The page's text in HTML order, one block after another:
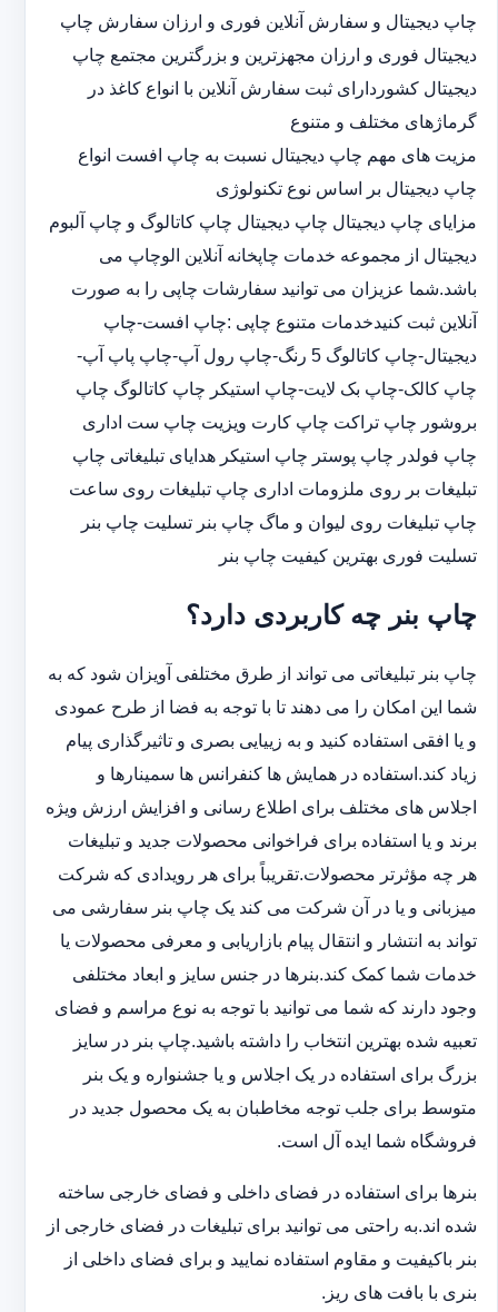
چاپ دیجیتال و سفارش آنلاین فوری و ارزان سفارش چاپ
دیجیتال فوری و ارزان مجهزترین و بزرگترین مجتمع چاپ
دیجیتال کشوردارای ثبت سفارش آنلاین با انواع کاغذ در
گرماژهای مختلف و متنوع
مزیت های مهم چاپ دیجیتال نسبت به چاپ افست انواع
چاپ دیجیتال بر اساس نوع تکنولوژی
مزایای چاپ دیجیتال چاپ دیجیتال چاپ کاتالوگ و چاپ آلبوم
دیجیتال از مجموعه خدمات چاپخانه آنلاین الوچاپ می
باشد.شما عزیزان می توانید سفارشات چاپی را به صورت
آنلاین ثبت کنیدخدمات متنوع چاپی :چاپ افست-چاپ
دیجیتال-چاپ کاتالوگ 5 رنگ-چاپ رول آپ-چاپ پاپ آپ-
چاپ کالک-چاپ بک لایت-چاپ استیکر چاپ کاتالوگ چاپ
بروشور چاپ تراکت چاپ کارت ویزیت چاپ ست اداری
چاپ فولدر چاپ پوستر چاپ استیکر هدایای تبلیغاتی چاپ
تبلیغات بر روی ملزومات اداری چاپ تبلیغات روی ساعت
چاپ تبلیغات روی لیوان و ماگ چاپ بنر تسلیت چاپ بنر
تسلیت فوری بهترین کیفیت چاپ بنر
چاپ بنر چه کاربردی دارد؟
چاپ بنر تبلیغاتی می تواند از طرق مختلفی آویزان شود که به
شما این امکان را می دهند تا با توجه به فضا از طرح عمودی
و یا افقی استفاده کنید و به زییایی بصری و تاثیرگذاری پیام
زیاد کند.استفاده در همایش ها کنفرانس ها سمینارها و
اجلاس های مختلف برای اطلاع رسانی و افزایش ارزش ویژه
برند و یا استفاده برای فراخوانی محصولات جدید و تبلیغات
هر چه مؤثرتر محصولات.تقریباً برای هر رویدادی که شرکت
میزبانی و یا در آن شرکت می کند یک چاپ بنر سفارشی می
تواند به انتشار و انتقال پیام بازاریابی و معرفی محصولات یا
خدمات شما کمک کند.بنرها در جنس سایز و ابعاد مختلفی
وجود دارند که شما می توانید با توجه به نوع مراسم و فضای
تعبیه شده بهترین انتخاب را داشته باشید.چاپ بنر در سایز
بزرگ برای استفاده در یک اجلاس و یا جشنواره و یک بنر
متوسط برای جلب توجه مخاطبان به یک محصول جدید در
فروشگاه شما ایده آل است.
بنرها برای استفاده در فضای داخلی و فضای خارجی ساخته
شده اند.به راحتی می توانید برای تبلیغات در فضای خارجی از
بنر باکیفیت و مقاوم استفاده نمایید و برای فضای داخلی از
بنری با بافت های ریز.